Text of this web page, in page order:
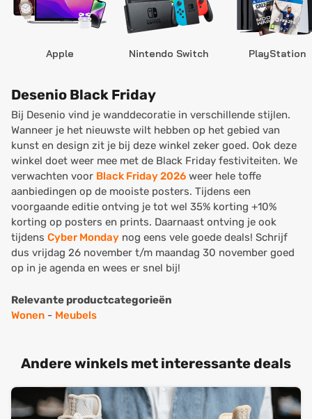
Apple Nintendo Switch PlayStation
Desenio Black Friday
Bij Desenio vind je wanddecoratie in verschillende stijlen.
Wanneer je het nieuwste wilt hebben op het gebied van
kunst en design zit je bij deze winkel zeker goed. Ook deze
winkel doet weer mee met de Black Friday festiviteiten. We
verwachten voor Black Friday 2026 weer hele toffe
aanbiedingen op de mooiste posters. Tijdens een
voorgaande editie ontving je tot wel 35% korting +10%
korting op posters en prints. Daarnaast ontving je ook
tijdens Cyber Monday nog eens vele goede deals! Schrijf
dus vrijdag 26 november t/m maandag 30 november goed
op in je agenda en wees er snel bij!
Relevante productcategorieën
Wonen - Meubels
Andere winkels met interessante deals